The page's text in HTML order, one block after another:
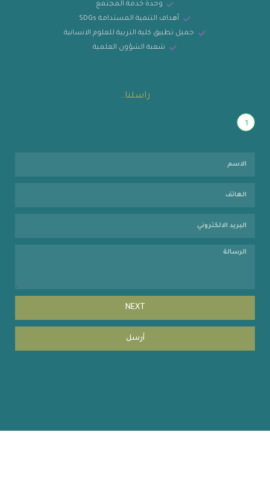
وحدة خدمة المجتمع
أهداف التنمية المستدامة SDGs
حميل تطبيق كلية التربية للعلوم الانسانية
شعبة الشؤون العلمية
راسلنا..
1
NEXT
أرسل